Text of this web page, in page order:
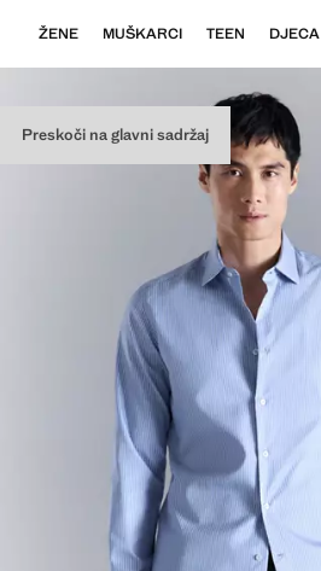
Preskoči na glavni sadržaj
ŽENE MUŠKARCI TEEN DJECA